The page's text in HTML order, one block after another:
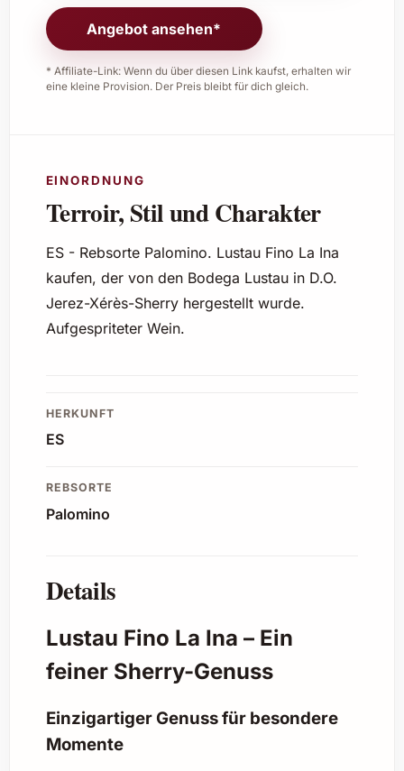
Angebot ansehen*
* Affiliate-Link: Wenn du über diesen Link kaufst, erhalten wir
eine kleine Provision. Der Preis bleibt für dich gleich.
EINORDNUNG
Terroir, Stil und Charakter
ES - Rebsorte Palomino. Lustau Fino La Ina
kaufen, der von den Bodega Lustau in D.O.
Jerez-Xérès-Sherry hergestellt wurde.
Aufgespriteter Wein.
HERKUNFT
ES
REBSORTE
Palomino
Details
Lustau Fino La Ina – Ein
feiner Sherry-Genuss
Einzigartiger Genuss für besondere
Momente